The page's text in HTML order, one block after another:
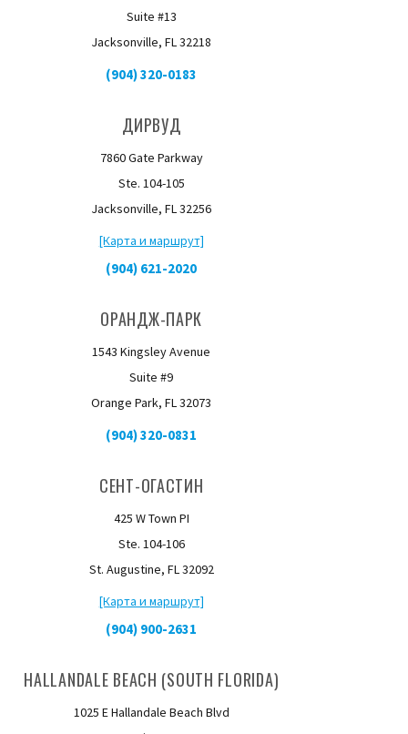
Suite #13
Jacksonville, FL 32218
(904) 320-0183
ДИРВУД
7860 Gate Parkway
Ste. 104-105
Jacksonville, FL 32256
[Карта и маршрут]
(904) 621-2020
ОРАНДЖ-ПАРК
1543 Kingsley Avenue
Suite #9
Orange Park, FL 32073
(904) 320-0831
СЕНТ-ОГАСТИН
425 W Town PI
Ste. 104-106
St. Augustine, FL 32092
[Карта и маршрут]
(904) 900-2631
HALLANDALE BEACH (SOUTH FLORIDA)
1025 E Hallandale Beach Blvd